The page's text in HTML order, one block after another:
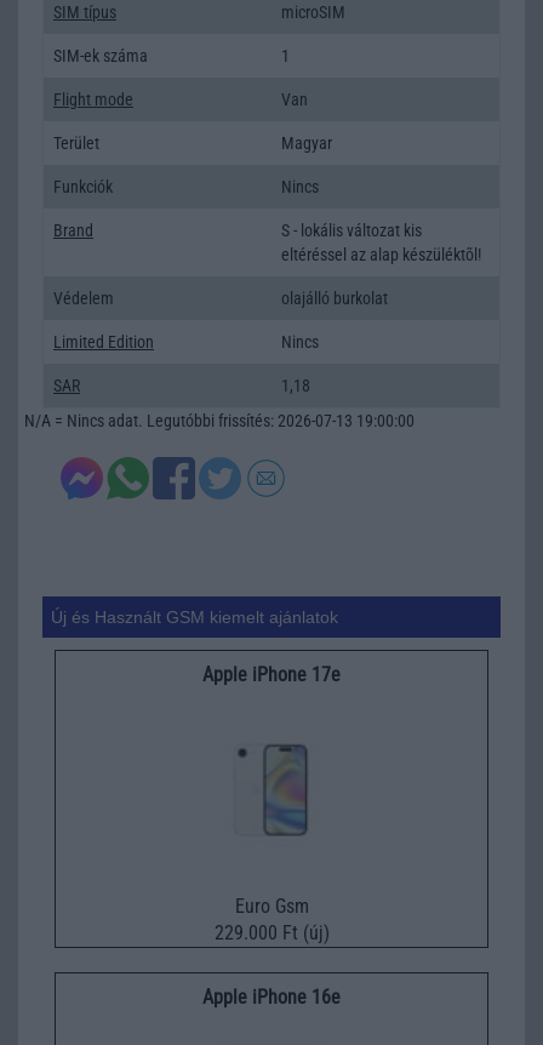
SIM típus microSIM
SIM-ek száma 1
Flight mode Van
Terület Magyar
Funkciók Nincs
Brand
S - lokális változat kis
eltéréssel az alap készüléktõl!
Védelem olajálló burkolat
Limited Edition Nincs
SAR
1,18
N/A = Nincs adat. Legutóbbi frissítés: 2026-07-13 19:00:00
Új és Használt GSM kiemelt ajánlatok
Apple iPhone 17e
Euro Gsm
229.000 Ft (új)
Apple iPhone 16e